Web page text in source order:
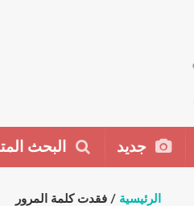
جديد البحث
الرئيسية / فقدت كلمة المرور